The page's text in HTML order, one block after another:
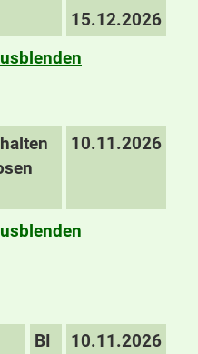
15.12.2026
10.11.2026
BI
10.11.2026